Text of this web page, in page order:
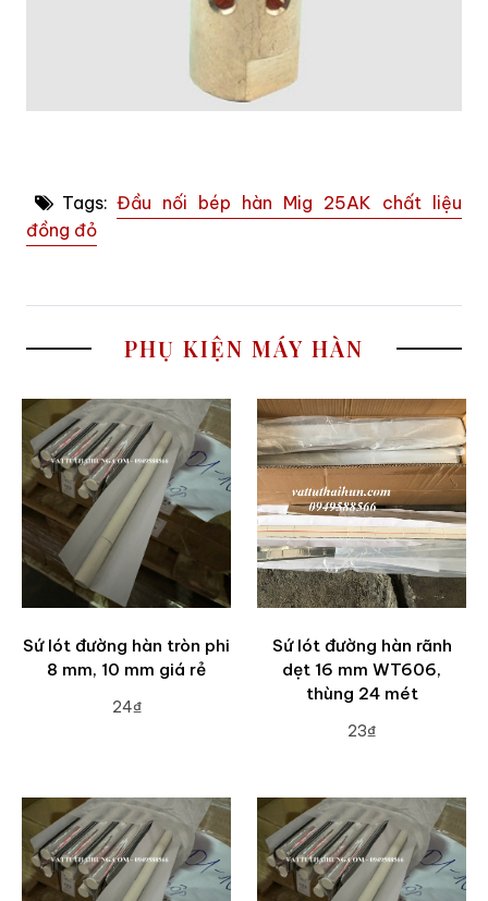
Tags: Đầu nối bép hàn Mig 25AK chất liệu
đồng đỏ
PHỤ KIỆN MÁY HÀN
Sứ lót đường hàn tròn phi
8 mm, 10 mm giá rẻ
24₫
Sứ lót đường hàn rãnh
dẹt 16 mm WT606,
thùng 24 mét
23₫